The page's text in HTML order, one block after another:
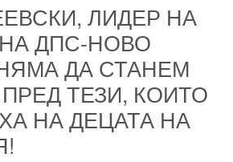
ЛИДЕР НА
ДПС-НОВО
ДА СТАНЕМ
ТЕЗИ, КОИТО
НА ДЕЦАТА НА